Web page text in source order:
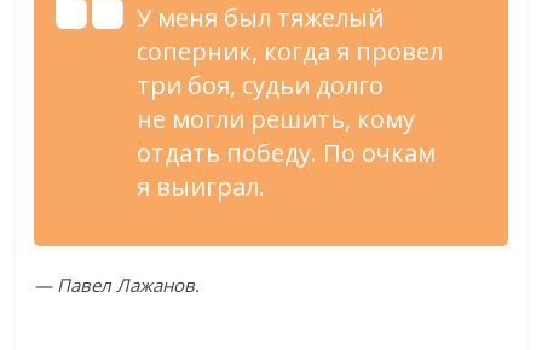
У меня был тяжелый
соперник, когда я провел
три боя, судьи долго
не могли решить, кому
отдать победу. По очкам
я выиграл.
— Павел Лажанов.